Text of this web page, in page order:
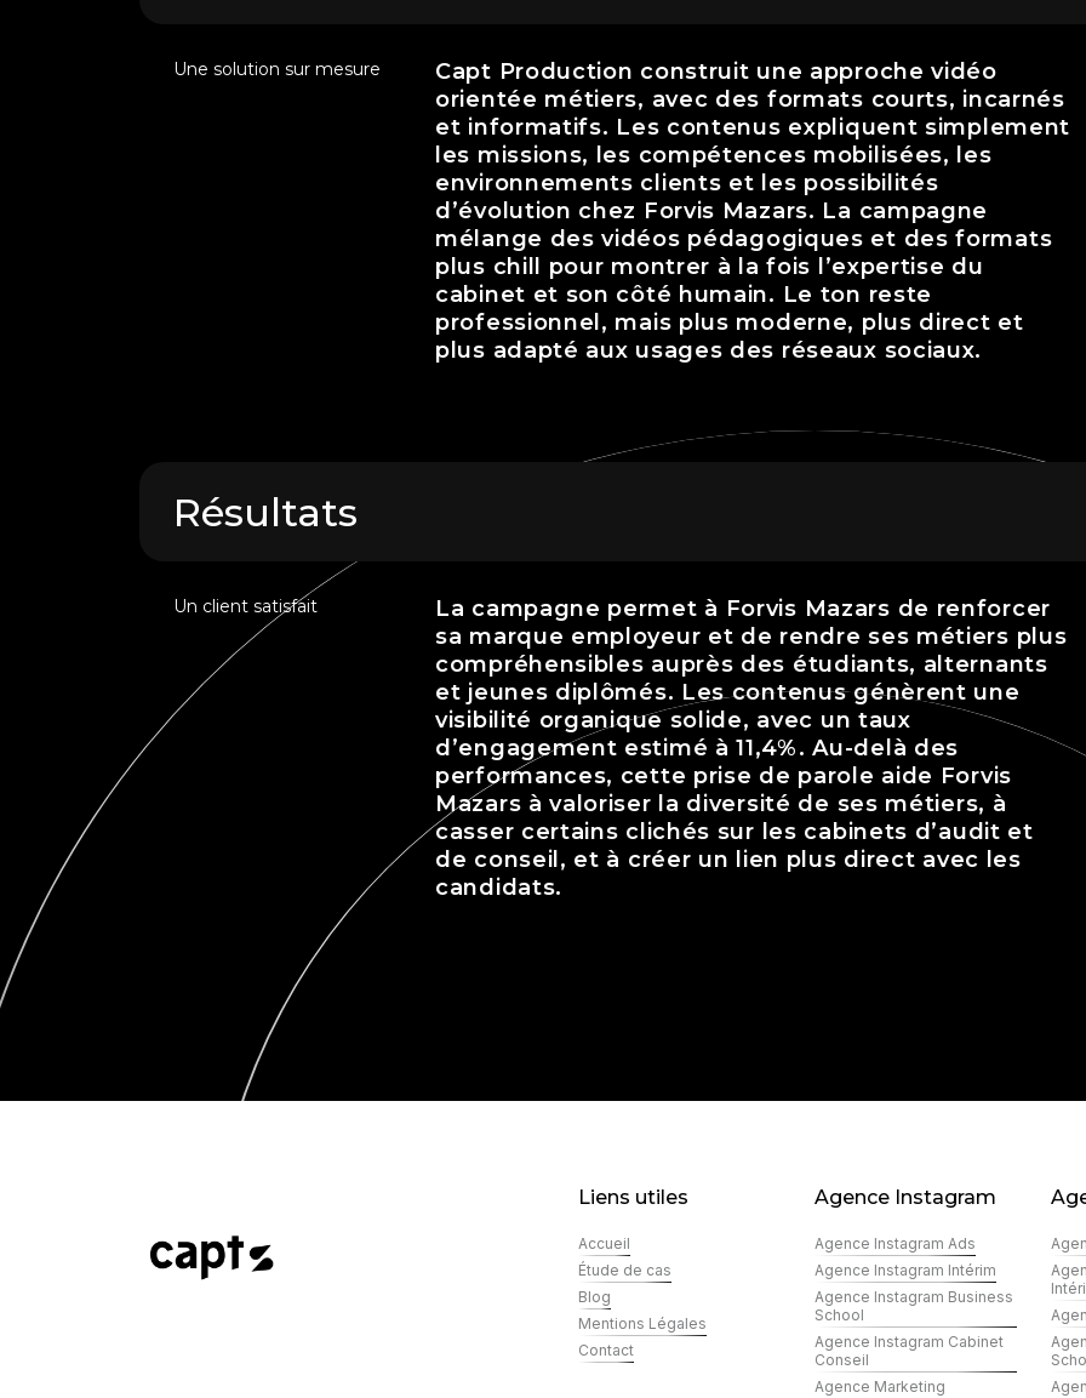
Une solution sur mesure
Capt Production construit une approche vidéo
orientée métiers, avec des formats courts, incarnés
et informatifs. Les contenus expliquent simplement
les missions, les compétences mobilisées, les
environnements clients et les possibilités
d’évolution chez Forvis Mazars. La campagne
mélange des vidéos pédagogiques et des formats
plus chill pour montrer à la fois l’expertise du
cabinet et son côté humain. Le ton reste
professionnel, mais plus moderne, plus direct et
plus adapté aux usages des réseaux sociaux.
Résultats
Un client satisfait
La campagne permet à Forvis Mazars de renforcer
sa marque employeur et de rendre ses métiers plus
compréhensibles auprès des étudiants, alternants
et jeunes diplômés. Les contenus génèrent une
visibilité organique solide, avec un taux
d’engagement estimé à 11,4%. Au-delà des
performances, cette prise de parole aide Forvis
Mazars à valoriser la diversité de ses métiers, à
casser certains clichés sur les cabinets d’audit et
de conseil, et à créer un lien plus direct avec les
candidats.
Liens utiles
Accueil
Étude de cas
Blog
Mentions Légales
Contact
Agence Instagram
Agence Instagram Ads​
Agence Instagram Intérim
Agence Instagram Business
School
Agence Instagram Cabinet
Conseil
Agence Marketing